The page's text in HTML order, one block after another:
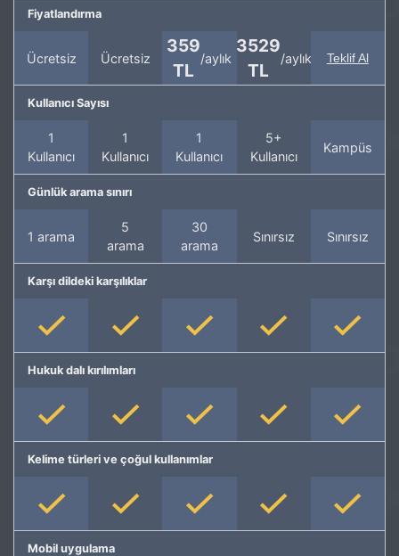
Fiyatlandırma
Ücretsiz Ücretsiz
359
TL
/aylık
3529
TL
/aylık Teklif Al
Kullanıcı Sayısı
1
Kullanıcı
1
Kullanıcı
1
Kullanıcı
5+
Kullanıcı
Kampüs
Günlük arama sınırı
1 arama
5
arama
30
arama
Sınırsız Sınırsız
Karşı dildeki karşılıklar
Hukuk dalı kırılımları
Kelime türleri ve çoğul kullanımlar
Mobil uygulama